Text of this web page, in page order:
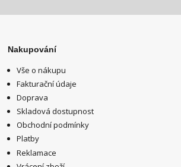
Nakupování
Vše o nákupu
Fakturační údaje
Doprava
Skladová dostupnost
Obchodní podmínky
Platby
Reklamace